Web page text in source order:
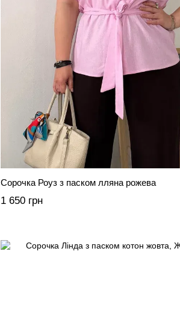
Сорочка Роуз з паском лляна рожева
1 650 грн